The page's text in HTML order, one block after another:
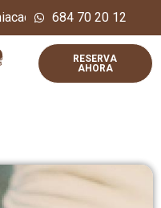
684 70 20 12
RESERVA
AHORA